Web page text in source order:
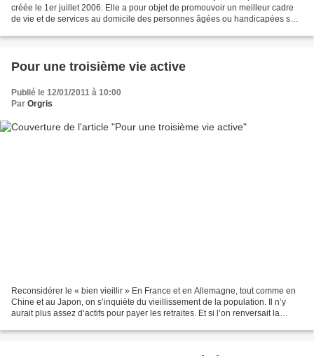
créée le 1er juillet 2006. Elle a pour objet de promouvoir un meilleur cadre
de vie et de services au domicile des personnes âgées ou handicapées sur
Pour une troisième vie active
Publié le 12/01/2011 à 10:00
Par Orgris
Reconsidérer le « bien vieillir » En France et en Allemagne, tout comme en
Chine et au Japon, on s’inquiète du vieillissement de la population. Il n’y
aurait plus assez d’actifs pour payer les retraites. Et si l’on renversait la